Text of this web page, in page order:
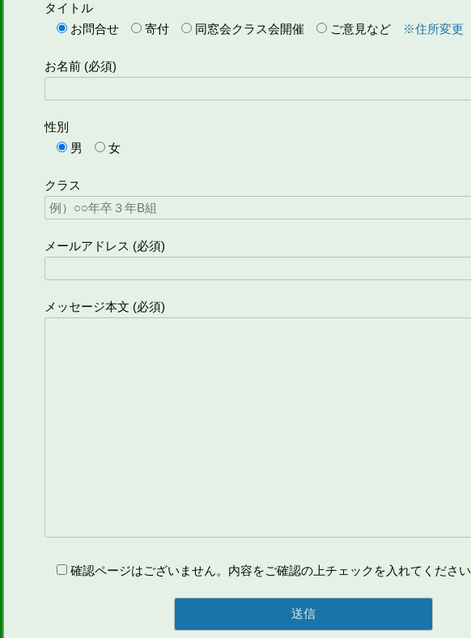
タイトル
お問合せ
寄付 同窓会クラス会開催 ご意見など ※住所変更
お名前 (必須)
性別
男
女
クラス
メールアドレス (必須)
メッセージ本文 (必須)
確認ページはございません。内容をご確認の上チェックを入れてください